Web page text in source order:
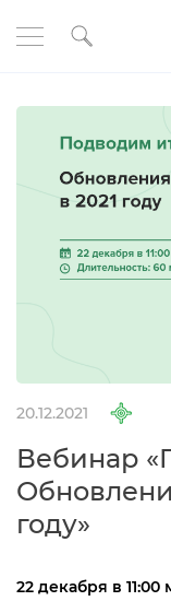
20.12.2021
ебинар
оду»
22 декабря в 11:00